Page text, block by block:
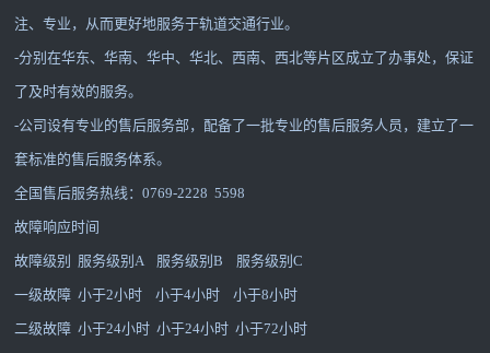
注、专业，从而更好地服务于轨道交通行业。
-分别在华东、华南、华中、华北、西南、西北等片区成立了办事处，保证
了及时有效的服务。
-公司设有专业的售后服务部，配备了一批专业的售后服务人员，建立了一
套标准的售后服务体系。
全国售后服务热线：0769-2228 5598
故障响应时间
故障级别 服务级别A 服务级别B 服务级别C
一级故障 小于2小时 小于4小时 小于8小时
二级故障 小于24小时 小于24小时 小于72小时